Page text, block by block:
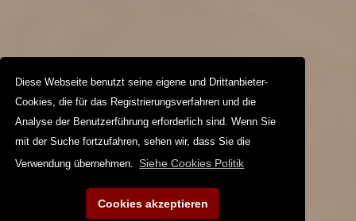
Diese Webseite benutzt seine eigene und Drittanbieter-
Cookies, die für das Registrierungsverfahren und die
Analyse der Benutzerführung erforderlich sind. Wenn Sie
mit der Suche fortzufahren, sehen wir, dass Sie die
Verwendung übernehmen. Siehe Cookies Politik
Cookies akzeptieren